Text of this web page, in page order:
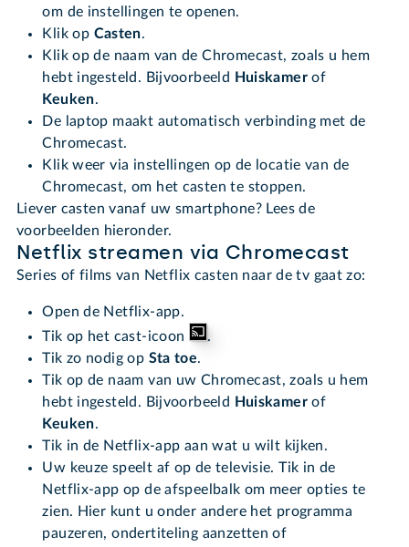
om de instellingen te openen.
Klik op Casten.
Klik op de naam van de Chromecast, zoals u hem
hebt ingesteld. Bijvoorbeeld
Huiskamerof
Keuken.
De laptop maakt automatisch verbinding met de
Chromecast.
Klik weer via instellingen op de locatie van de
Chromecast, om het casten te stoppen.
Liever casten vanaf uw smartphone? Lees de
voorbeelden hieronder.
Netflix streamen via Chromecast
Series of films van Netflix casten naar de tv gaat zo:
Open de Netflix-app.
Tik op het cast-icoon
.
Tik zo nodig op Sta toe.
Tik op de naam van uw Chromecast, zoals u hem
hebt ingesteld. Bijvoorbeeld
Huiskamerof
Keuken.
Tik in de Netflix-app aan wat u wilt kijken.
Uw keuze speelt af op de televisie. Tik in de
Netflix-app op de afspeelbalk om meer opties te
zien. Hier kunt u onder andere het programma
pauzeren, ondertiteling aanzetten of